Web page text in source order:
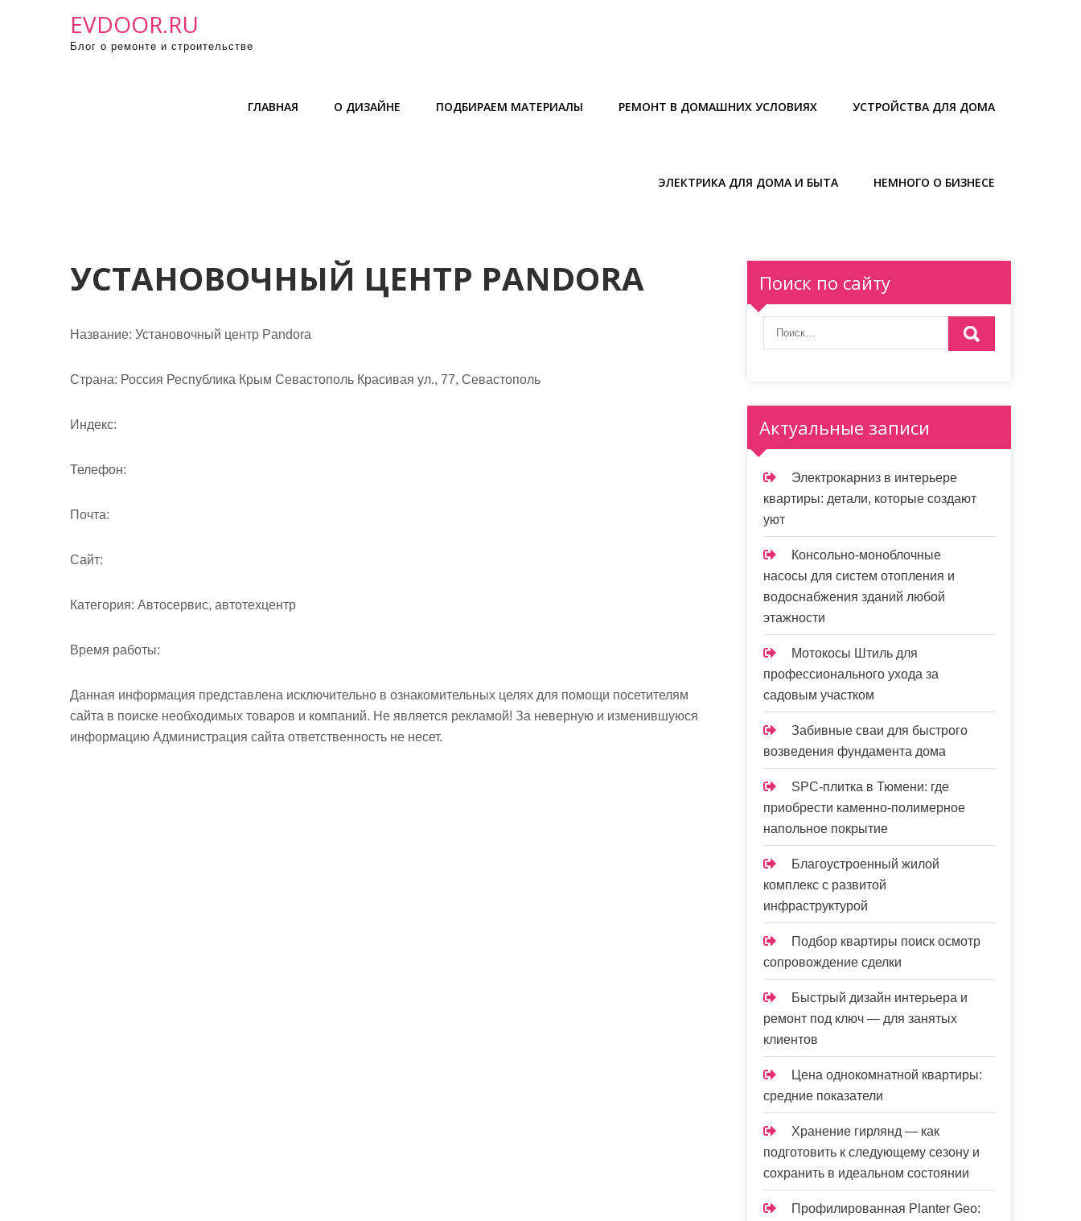
EVDOOR.RU
Блог о ремонте и строительстве
ГЛАВНАЯ О ДИЗАЙНЕ ПОДБИРАЕМ МАТЕРИАЛЫ РЕМОНТ В ДОМАШНИХ УСЛОВИЯХ УСТРОЙСТВА ДЛЯ ДОМА
ЭЛЕКТРИКА ДЛЯ ДОМА И БЫТА НЕМНОГО О БИЗНЕСЕ
УСТАНОВОЧНЫЙ ЦЕНТР PANDORA
Название: Установочный центр Pandora
Страна: Россия Республика Крым Севастополь Красивая ул., 77, Севастополь
Индекс:
Телефон:
Почта:
Cайт:
Категория: Автосервис, автотехцентр
Время работы:
Данная информация представлена исключительно в ознакомительных целях для помощи посетителям
сайта в поиске необходимых товаров и компаний. Не является рекламой! За неверную и изменившуюся
информацию Администрация сайта ответственность не несет.
Поиск по сайту
Актуальные записи
Электрокарниз в интерьере
квартиры: детали, которые создают
уют
Консольно-моноблочные
насосы для систем отопления и
водоснабжения зданий любой
этажности
Мотокосы Штиль для
профессионального ухода за
садовым участком
Забивные сваи для быстрого
возведения фундамента дома
SPC-плитка в Тюмени: где
приобрести каменно-полимерное
напольное покрытие
Благоустроенный жилой
комплекс с развитой
инфраструктурой
Подбор квартиры поиск осмотр
сопровождение сделки
Быстрый дизайн интерьера и
ремонт под ключ — для занятых
клиентов
Цена однокомнатной квартиры:
средние показатели
Хранение гирлянд — как
подготовить к следующему сезону и
сохранить в идеальном состоянии
Профилированная Planter Geo: